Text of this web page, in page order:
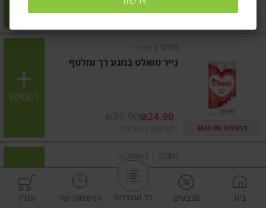
₪37.90
₪39.90
מולט 30 יח'
נייר טואלט במגע רך ומלטף
₪24.90
במבצע! ₪24.90
הוסיפו
חוגלה 3×100 יח'
מגבוני טישו צבעוני מארז
בית מבצעים כל המוצרים הרשימות שלי עגלה